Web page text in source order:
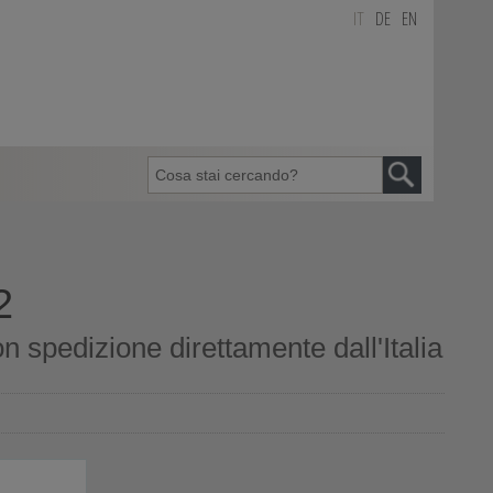
DE EN
spedizione direttamente dall'Italia